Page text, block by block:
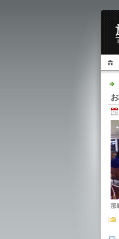
那